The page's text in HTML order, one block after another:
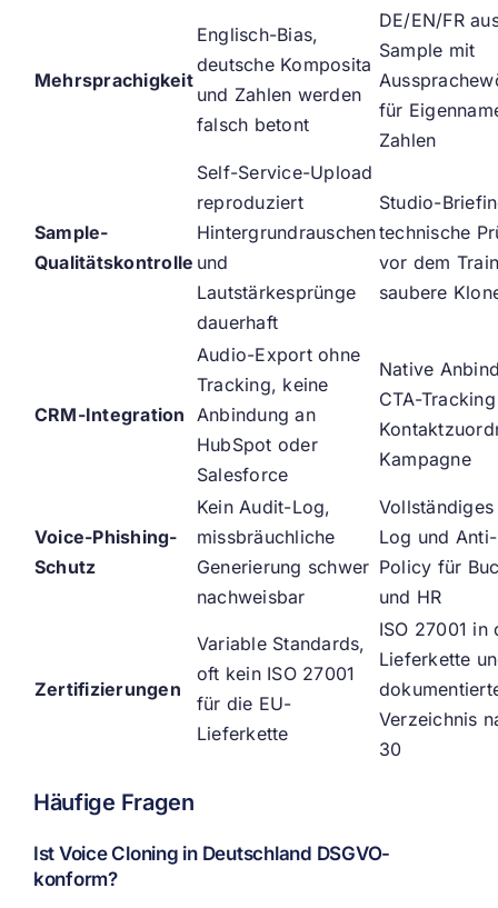
Mehrsprachigkeit
Englisch-Bias,
deutsche Komposita
und Zahlen werden
falsch betont
DE/EN/FR
Sample mit
für
Zahlen
Sample-
Qualitätskontrolle
Self-Service-Upload
reproduziert
Hintergrundrauschen
und
Lautstärkesprünge
dauerhaft
Studio-
technische
vor dem
saubere
CRM-Integration
Audio-Export ohne
Tracking, keine
Anbindung an
HubSpot oder
Salesforce
Native
CTA-
Kampagne
Voice-Phishing-
Schutz
Kein Audit-Log,
missbräuchliche
Generierung schwer
nachweisbar
Log und
Policy für
und HR
Zertifizierungen
Variable Standards,
oft kein ISO 27001
für die EU-
Lieferkette
ISO 27001 in
Lieferkette
Verzeichnis
30
Häufige Fragen
Ist Voice Cloning in Deutschland DSGVO-
konform?